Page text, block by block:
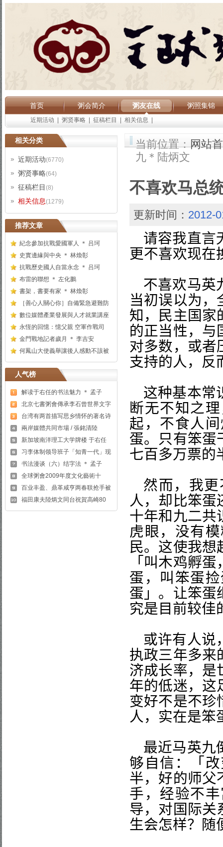
首页 粥会简介 粥友在线 粥照集锦
近期活动 粥贤事略 征稿栏目 相关信息
相关分类
近期活动(6770)
粥贤事略(64)
征稿栏目 (8)
相关信息(1279)
推荐文章
紀念參加抗戰愛國軍人 ＊ 吕珂
史實邊緣與中央 ＊ 林煥彰
抗戰歷史國人自當永念 ＊ 吕珂
布雷的聯想 ＊ 左化鵬
書架，書要有家 ＊ 林煥彰
［善心人關心你］自備緊急避難防
數位媒體產業發展與人才就業講座
永恆的回憶：憶父親 空軍作戰司
金門戰地記者歲月 ＊ 李吉安
何鳳山大使義舉讓後人感動不該被
人气榜
解读于右任的书法魅力 ＊ 孟子
北京七書粥會傳承李石曾世界文字
台湾有两首描写思乡情怀的著名诗
兩岸媒體共同市場 / 張銘清陸
新加坡南洋理工大学牌楼 于右任
习李体制领导班子「知青一代」现
书法漫谈（六）结字法 ＊ 孟子
全球粥會2009年度文化藝術十
百业丰盈、鼎革咸亨两春联抢手被
福田康夫陸炳文同台祝賀高崎80
当前位置：网站
九＊陆炳文
不喜欢马总
更新时间： 2012-
请容我直言
更不喜欢现在
不喜欢马英
当初误以为，
知，民主国家
的正当性，与
对多数，或者
支持的人，反
这种基本常
断无不知之
起，不食人
蛋。只有笨蛋
七百多万票的
然而，我
人，却比笨蛋
十年和九二共
虎眼，没有
民。这使我
「叫木鸡孵
蛋，叫笨蛋
蛋」。让笨蛋
究是目前较佳
或许有人说
执政三年多来
济成长率，是
年的低迷，这
变好不是不珍
人，实在是笨
最近马英九
够自信：「
半，好的师父
手，经验不
导，对国际关
生会怎样？随